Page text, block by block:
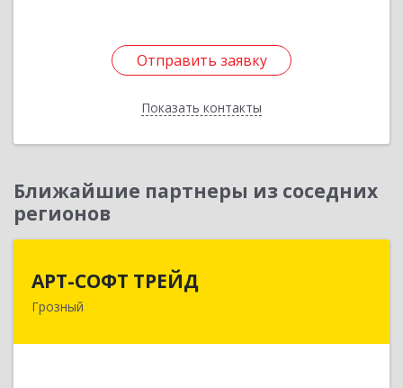
Отправить заявку
Показать контакты
Отправить заявку
Назад
Ближайшие партнеры из соседних
регионов
АРТ-СОФТ ТРЕЙД
Грозный
364013, Чеченская Респ, Грозный г, Полярников